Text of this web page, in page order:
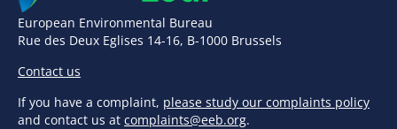
European Environmental Bureau
Rue des Deux Eglises 14-16, B-1000 Brussels
Contact us
If you have a complaint, please study our complaints policy
and contact us at complaints@eeb.org.